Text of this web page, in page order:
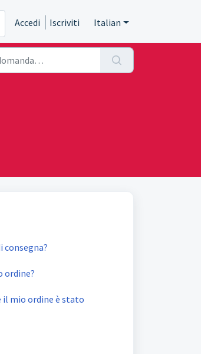
Accedi Iscriviti Italian
consegna?
ordine?
il mio ordine è stato